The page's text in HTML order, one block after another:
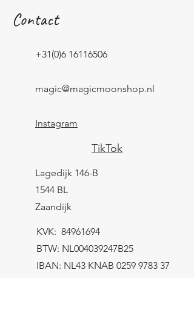
Contact
+31(0)6 16116506
magic@magicmoonshop.nl
Instagram
TikTok
Lagedijk 146-B
1544 BL
Zaandijk
KVK: 84961694
BTW: NL004039247B25
IBAN: NL43 KNAB 0259 9783 37